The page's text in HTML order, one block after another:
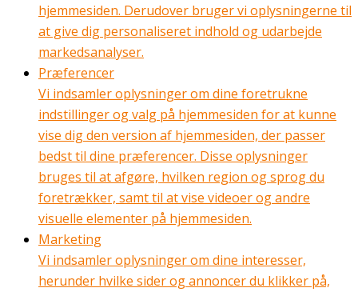
hjemmesiden. Derudover bruger vi oplysningerne til
at give dig personaliseret indhold og udarbejde
markedsanalyser.
Præferencer
Vi indsamler oplysninger om dine foretrukne
indstillinger og valg på hjemmesiden for at kunne
vise dig den version af hjemmesiden, der passer
bedst til dine præferencer. Disse oplysninger
bruges til at afgøre, hvilken region og sprog du
foretrækker, samt til at vise videoer og andre
visuelle elementer på hjemmesiden.
Marketing
Vi indsamler oplysninger om dine interesser,
herunder hvilke sider og annoncer du klikker på,